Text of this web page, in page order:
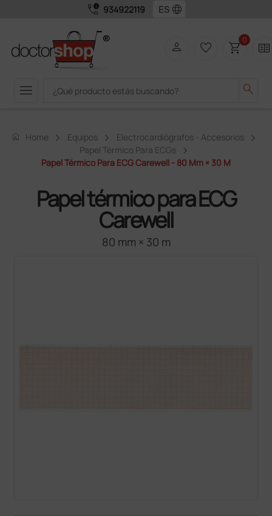
call_quality 934922119 language
menu search
person favorite_border shopping_cart0 two_pager
home Home Equipos
Electrocardiógrafos - Accesorios
Papel Térmico Para ECGs
Papel Térmico Para ECG Carewell - 80 Mm × 30 M
Papel térmico para ECG
Carewell
80 mm × 30 m